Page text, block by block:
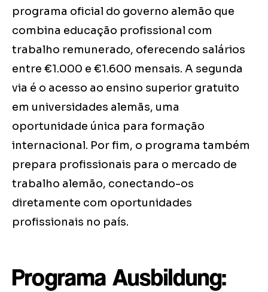
programa oficial do governo alemão que
combina educação profissional com
trabalho remunerado, oferecendo salários
entre €1.000 e €1.600 mensais. A segunda
via é o acesso ao ensino superior gratuito
em universidades alemãs, uma
oportunidade única para formação
internacional. Por fim, o programa também
prepara profissionais para o mercado de
trabalho alemão, conectando-os
diretamente com oportunidades
profissionais no país.
Programa Ausbildung: